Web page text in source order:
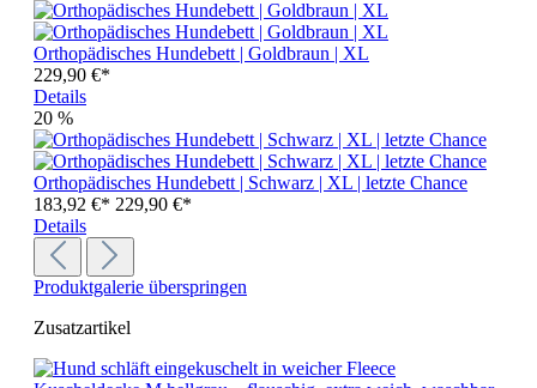
Orthopädisches Hundebett | Goldbraun | XL
229,90 €*
Details
20 %
Orthopädisches Hundebett | Schwarz | XL | letzte Chance
183,92 €* 229,90 €*
Details
Produktgalerie überspringen
Zusatzartikel